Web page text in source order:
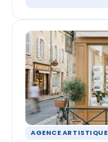
AGENCE ARTISTIQUE